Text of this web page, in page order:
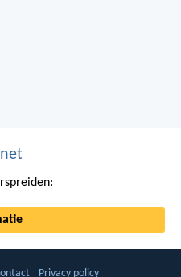
Privacy policy